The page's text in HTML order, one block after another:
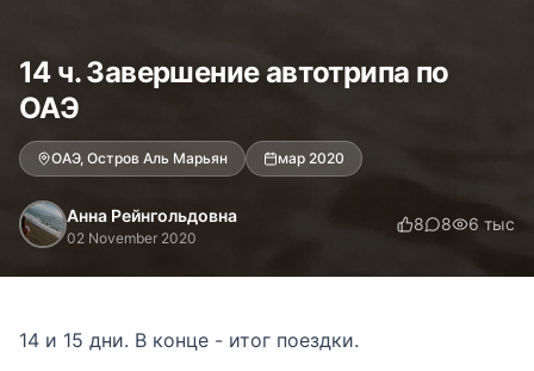
14 ч. Завершение автотрипа по
ОАЭ
ОАЭ, Остров Аль Марьян мар 2020
Анна Рейнгольдовна
02 November 2020
8 8 6 тыс
14 и 15 дни. В конце - итог поездки.